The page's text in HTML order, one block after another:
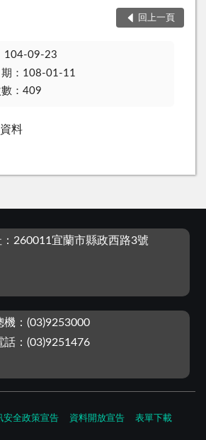
回上一頁
104-09-23
：108-01-11
：409
料
260011宜蘭市縣政西路3號
機：(03)9253000
話：(03)9251476
安全政策宣告 資料開放宣告 表單下載